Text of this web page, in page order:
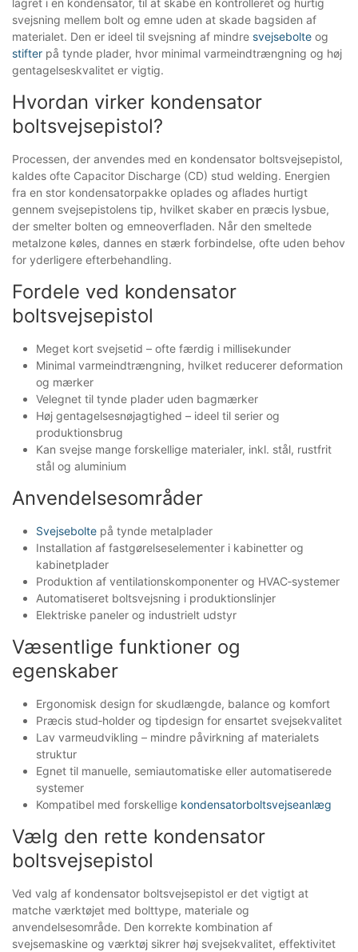
svejsning mellem bolt og emne uden at skade bagsiden af
materialet. Den er ideel til svejsning af mindre svejsebolte og
stifter på tynde plader, hvor minimal varmeindtrængning og høj
gentagelseskvalitet er vigtig.
Hvordan virker kondensator
boltsvejsepistol?
Processen, der anvendes med en kondensator boltsvejsepistol,
kaldes ofte Capacitor Discharge (CD) stud welding. Energien
fra en stor kondensatorpakke oplades og aflades hurtigt
gennem svejsepistolens tip, hvilket skaber en præcis lysbue,
der smelter bolten og emneoverfladen. Når den smeltede
metalzone køles, dannes en stærk forbindelse, ofte uden behov
for yderligere efterbehandling.
Fordele ved kondensator
boltsvejsepistol
Meget kort svejsetid – ofte færdig i millisekunder
Minimal varmeindtrængning, hvilket reducerer deformation
og mærker
Velegnet til tynde plader uden bagmærker
Høj gentagelsesnøjagtighed – ideel til serier og
produktionsbrug
Kan svejse mange forskellige materialer, inkl. stål, rustfrit
stål og aluminium
Anvendelsesområder
Svejsebolte på tynde metalplader
Installation af fastgørelseselementer i kabinetter og
kabinetplader
Produktion af ventilationskomponenter og HVAC‑systemer
Automatiseret boltsvejsning i produktionslinjer
Elektriske paneler og industrielt udstyr
Væsentlige funktioner og
egenskaber
Ergonomisk design for skudlængde, balance og komfort
Præcis stud‑holder og tipdesign for ensartet svejsekvalitet
Lav varmeudvikling – mindre påvirkning af materialets
struktur
Egnet til manuelle, semiautomatiske eller automatiserede
systemer
Kompatibel med forskellige kondensatorboltsvejseanlæg
Vælg den rette kondensator
boltsvejsepistol
Ved valg af kondensator boltsvejsepistol er det vigtigt at
matche værktøjet med bolttype, materiale og
anvendelsesområde. Den korrekte kombination af
svejsemaskine og værktøj sikrer høj svejsekvalitet, effektivitet